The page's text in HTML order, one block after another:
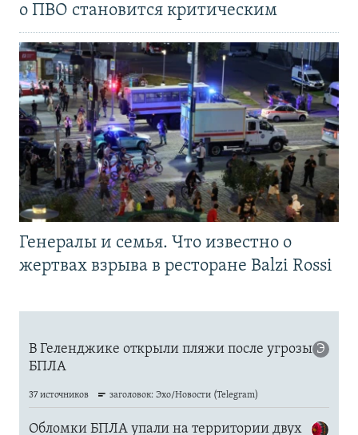
о ПВО становится критическим
Генералы и семья. Что известно о
жертвах взрыва в ресторане Balzi Rossi